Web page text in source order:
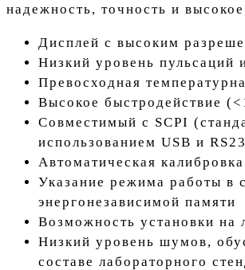
надежность, точность и
Дисплей с высоким
Низкий уровень пульсаций
Превосходная
Высокое быстродействие
Совместимый с SCPI
использованием USB и
Автоматическая калибровка
Указание режима работы в
энергонезависимой памяти
Возможность установки на
Низкий уровень шумов,
составе лабораторного